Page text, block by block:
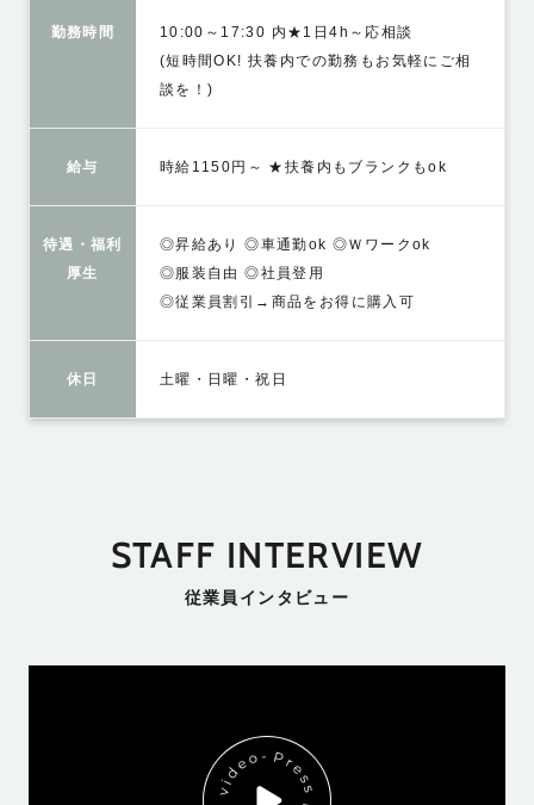
勤務時間
10:00～17:30 内★1日4h～応相談
(短時間OK! 扶養内での勤務もお気軽にご相
談を！)
給与 時給1150円～ ★扶養内もブランクもok
待遇・福利
厚生
◎昇給あり ◎車通勤ok ◎Ｗワークok
◎服装自由 ◎社員登用
◎従業員割引→商品をお得に購入可
休日 土曜・日曜・祝日
STAFF INTERVIEW
従業員インタビュー